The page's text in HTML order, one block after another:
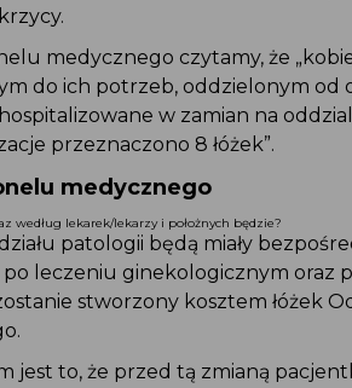
medycznego czytamy, że
do ich potrzeb, oddzielonym od
w zamian na
przeznaczono 8 łóżek”.
medycznego
według lekarek/lekarzy i położnych będzie?
patologii będą miały
po leczeniu ginekologicznym oraz
stworzony kosztem łóżek
jest to, że przed tą zmianą